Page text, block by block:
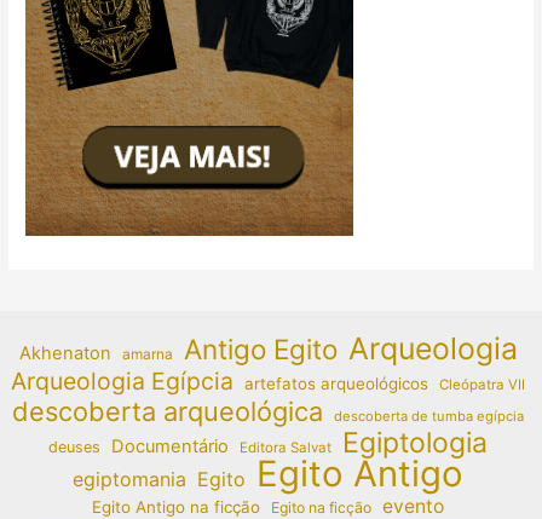
Akhenaton amarna Antigo Egito Arqueologia
Arqueologia Egípcia artefatos arqueológicos Cleópatra VII
descoberta arqueológica descoberta de tumba egípcia
deuses Documentário Editora Salvat Egiptologia
egiptomania Egito Egito Antigo
Egito Antigo na ficção Egito na ficção evento